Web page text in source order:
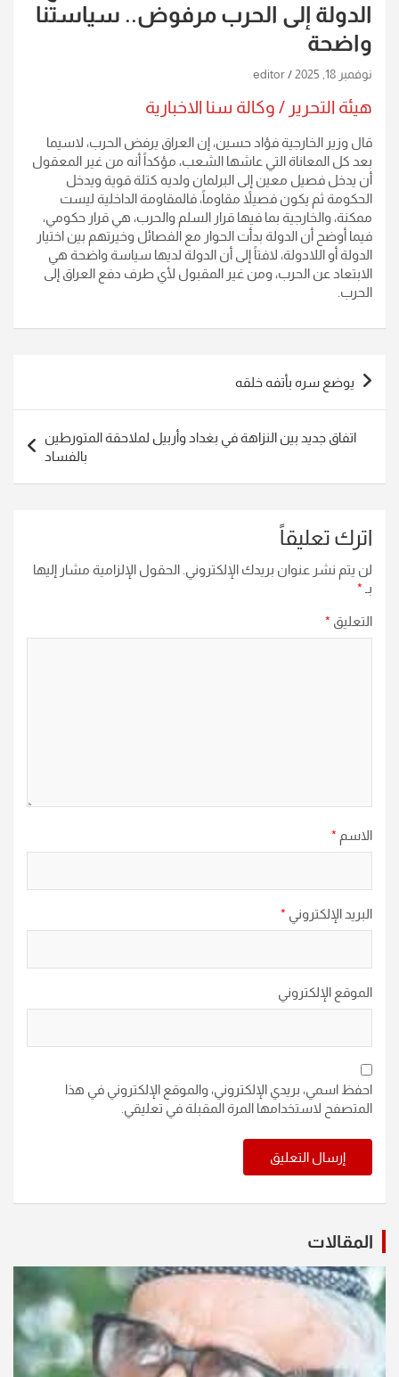
الدولة إلى الحرب مرفوض.. سياستنا
واضحة
نوفمبر 18, 2025 editor
هيئة التحرير / وكالة سنا الاخبارية
قال وزير الخارجية فؤاد حسين، إن العراق يرفض الحرب، لاسيما
بعد كل المعاناة التي عاشها الشعب، مؤكداً أنه من غير المعقول
أن يدخل فصيل معين إلى البرلمان ولديه كتلة قوية ويدخل
الحكومة ثم يكون فصيلاً مقاوماً، فالمقاومة الداخلية ليست
ممكنة، والخارجية بما فيها قرار السلم والحرب، هي قرار حكومي،
فيما أوضح أن الدولة بدأت الحوار مع الفصائل وخيرتهم بين اختيار
الدولة أو اللادولة، لافتاً إلى أن الدولة لديها سياسة واضحة هي
الابتعاد عن الحرب، ومن غير المقبول لأي طرف دفع العراق إلى
الحرب.
تصفّح
المقالات
يوضع سره بأتفه خلقه
اتفاق جديد بين النزاهة في بغداد وأربيل لملاحقة المتورطين
بالفساد
اترك تعليقاً
لن يتم نشر عنوان بريدك الإلكتروني. الحقول الإلزامية مشار إليها
بـ *
التعليق *
الاسم *
البريد الإلكتروني *
الموقع الإلكتروني
احفظ اسمي، بريدي الإلكتروني، والموقع الإلكتروني في هذا
المتصفح لاستخدامها المرة المقبلة في تعليقي.
المقالات